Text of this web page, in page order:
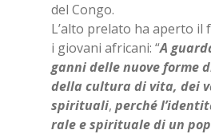
del Con­go.
L’al­to pre­la­to ha aper­to il
i gio­va­ni afri­ca­ni: “A
gan­ni del­le nuo­ve for­me
del­la cul­tu­ra di vita, dei
spi­ri­tua­li, per­ché
ra­le e spi­ri­tua­le di un